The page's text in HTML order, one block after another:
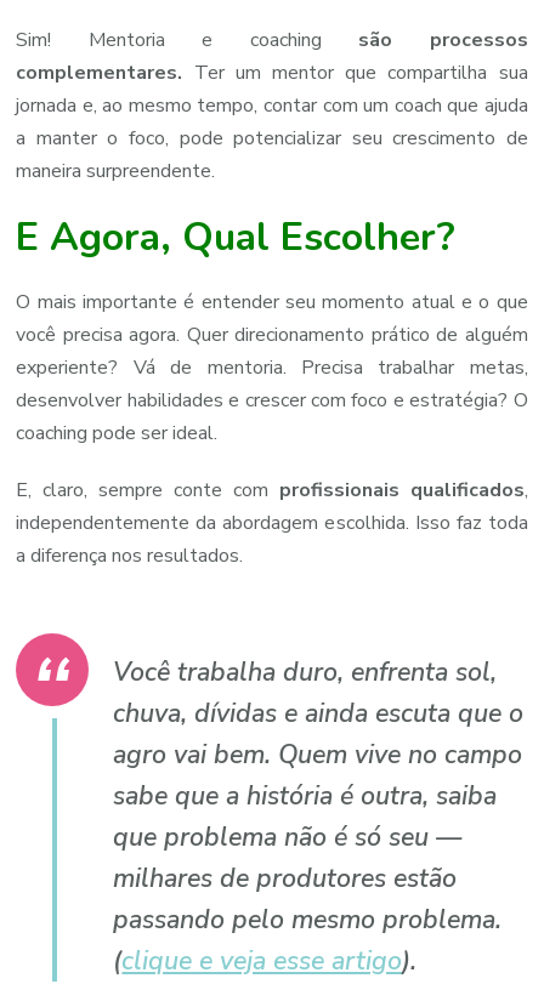
Sim! Mentoria e coaching são processos
complementares. Ter um mentor que compartilha sua
jornada e, ao mesmo tempo, contar com um coach que ajuda
a manter o foco, pode potencializar seu crescimento de
maneira surpreendente.
E Agora, Qual Escolher?
O mais importante é entender seu momento atual e o que
você precisa agora. Quer direcionamento prático de alguém
experiente? Vá de mentoria. Precisa trabalhar metas,
desenvolver habilidades e crescer com foco e estratégia? O
coaching pode ser ideal.
E, claro, sempre conte com profissionais qualificados,
independentemente da abordagem escolhida. Isso faz toda
a diferença nos resultados.
Você trabalha duro, enfrenta sol,
chuva, dívidas e ainda escuta que o
agro vai bem. Quem vive no campo
sabe que a história é outra, saiba
que problema não é só seu —
milhares de produtores estão
passando pelo mesmo problema.
(clique e veja esse artigo).